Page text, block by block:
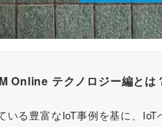
Online テクノロジー編とは
いる豊富なIoT事例を基に、